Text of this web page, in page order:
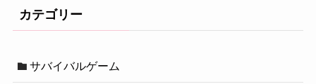
カテゴリー
サバイバルゲーム